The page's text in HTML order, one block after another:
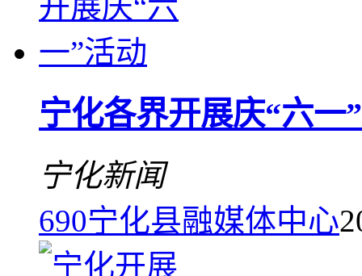
宁化各界开展庆“六一
宁化新闻
690宁化县融媒体中心